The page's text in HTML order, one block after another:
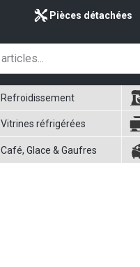
Pièces détachées
Refroidissement
Vitrines réfrigérées
Café, Glace & Gaufres